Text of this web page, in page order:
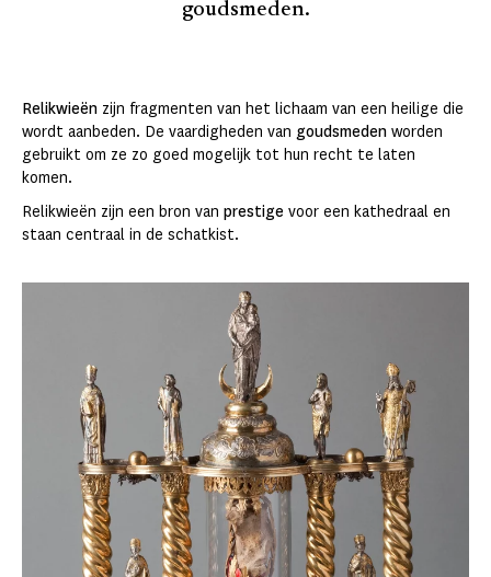
goudsmeden.
Relikwieën zijn fragmenten van het lichaam van een heilige die
wordt aanbeden. De vaardigheden van goudsmeden worden
gebruikt om ze zo goed mogelijk tot hun recht te laten
komen.
Relikwieën zijn een bron van prestige voor een kathedraal en
staan centraal in de schatkist.